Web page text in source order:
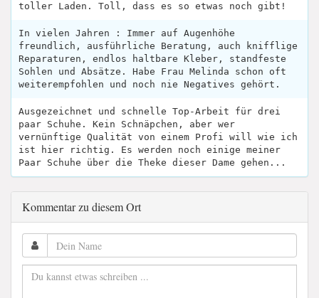
toller Laden. Toll, dass es so etwas noch gibt!
In vielen Jahren : Immer auf Augenhöhe
freundlich, ausführliche Beratung, auch knifflige
Reparaturen, endlos haltbare Kleber, standfeste
Sohlen und Absätze. Habe Frau Melinda schon oft
weiterempfohlen und noch nie Negatives gehört.
Ausgezeichnet und schnelle Top-Arbeit für drei
paar Schuhe. Kein Schnäpchen, aber wer
vernünftige Qualität von einem Profi will wie ich
ist hier richtig. Es werden noch einige meiner
Paar Schuhe über die Theke dieser Dame gehen...
Kommentar zu diesem Ort